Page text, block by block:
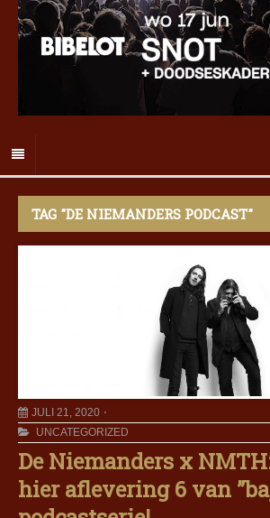
TAG "DE NIEMANDERS PODCAST"
JULI 21, 2020
UNCATEGORIZED
De Niemanders x
hier aflevering 6 van